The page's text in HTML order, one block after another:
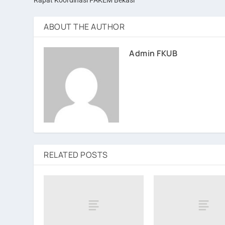
ABOUT THE AUTHOR
Admin FKUB
RELATED POSTS